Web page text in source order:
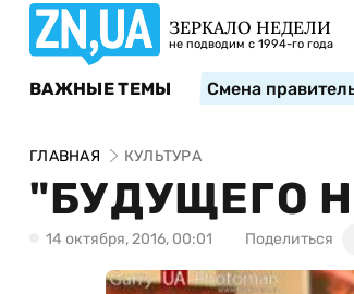
ЗЕРКАЛО НЕДЕЛИ
не подводим с 1994-го года
ВАЖНЫЕ ТЕМЫ Смена
ГЛАВНАЯ КУЛЬТУРА
"БУДУЩЕГО
14 октября, 2016, 00:01 Поделиться